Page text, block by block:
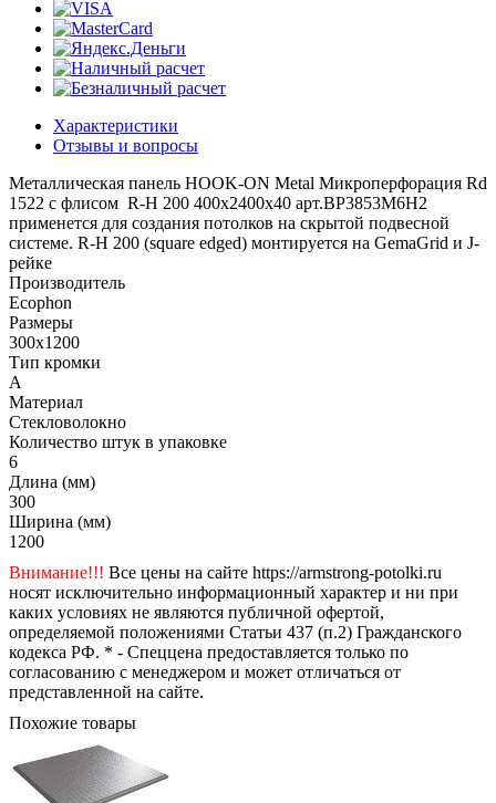
Характеристики
Отзывы и вопросы
Металлическая панель HOOK-ON Metal Микроперфорация Rd
1522 с флисом R-H 200 400x2400x40 арт.BP3853M6H2
применется для создания потолков на скрытой подвесной
системе. R-H 200 (square edged) монтируется на GemaGrid и J-
рейке
Производитель
Ecophon
Размеры
300x1200
Тип кромки
A
Материал
Стекловолокно
Количество штук в упаковке
6
Длина (мм)
300
Ширина (мм)
1200
Внимание!!! Все цены на сайте https://armstrong-potolki.ru
носят исключительно информационный характер и ни при
каких условиях не являются публичной офертой,
определяемой положениями Статьи 437 (п.2) Гражданского
кодекса РФ. * - Спеццена предоставляется только по
согласованию с менеджером и может отличаться от
представленной на сайте.
Похожие товары